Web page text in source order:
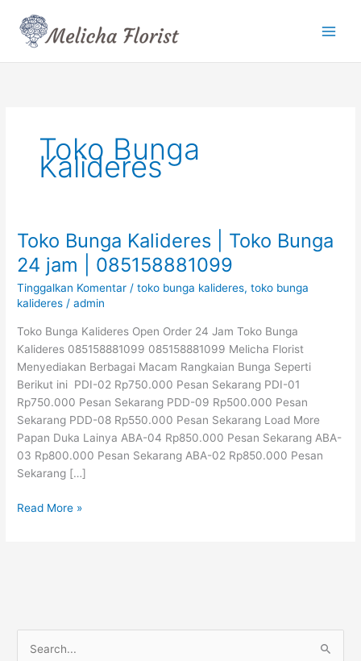
konten
Toko Bunga
Kalideres
Toko Bunga Kalideres | Toko Bunga
24 jam | 085158881099
Tinggalkan Komentar /toko bunga kalideres,toko bunga
kalideres /admin
Toko Bunga Kalideres Open Order 24 Jam Toko Bunga
Kalideres 085158881099 085158881099 Melicha Florist
Menyediakan Berbagai Macam Rangkaian Bunga Seperti
Berikut ini PDI-02 Rp750.000 Pesan Sekarang PDI-01
Rp750.000 Pesan Sekarang PDD-09 Rp500.000 Pesan
Sekarang PDD-08 Rp550.000 Pesan Sekarang Load More
Papan Duka Lainya ABA-04 Rp850.000 Pesan Sekarang ABA-
03 Rp800.000 Pesan Sekarang ABA-02 Rp850.000 Pesan
Sekarang […]
Toko
Bunga
Kalideres
|
Toko
Bunga
24
jam
|
085158881099
Read More »